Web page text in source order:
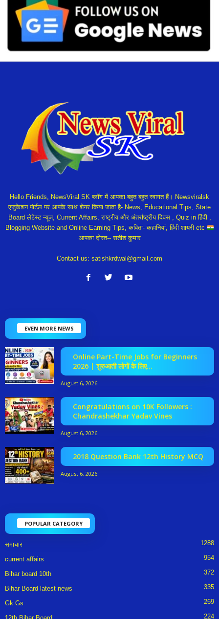
Hello Friends, NewsViral SK ब्लॉग में आपका बहुत बहुत स्वागत हैं। Newsviralsk
एजुकेशन पोर्टल पर आपके साथ शेयर किया जाता है- News, Educational Tips, State
Board लेटेस्ट न्यूज, Current Affairs, राष्ट्रीय और अंतर्राष्ट्रीय दिवस , Quiz in हिंदी ,
Blogging Website and Online Earning Tips, कविता- कहानियां, हिंदी शायरी etc
आपका दोस्त-- सतीश कुमार
Contact us: satishkrdwal@gmail.com
EVEN MORE NEWS
Online Part-Time Jobs for Beginners
2026 | शुरुआती लोगों के लिए...
August 6, 2026
Congratulations on 10K Followers :
Chandrashekhar Yadav Vines
August 6, 2026
2018 Question Bank 12th History MCQ
August 6, 2026
POPULAR CATEGORY
समाचार 1288
current affairs 954
Bihar board 10th 372
Bihar Board latest news 335
Gk Gs 269
224